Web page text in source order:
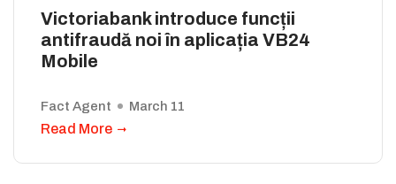
Victoriabank introduce funcții
antifraudă noi în aplicația VB24
Mobile
Fact Agent March 11
Read More